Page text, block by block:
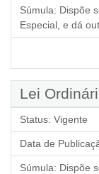
Súmula: Dispõe
Especial, e dá
Lei
Status: Vigente
Data de
Súmula: Dispõe